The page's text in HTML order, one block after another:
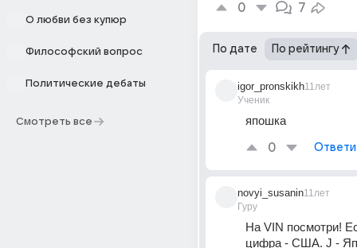
О любви без купюр
Философский вопрос
Политические дебаты
Смотреть все
0 7
По дате По рейтингу
igor_pronskikh
Ученик
11лет
япошка
0
novyi_susanin
Гуру
11лет
На VIN посмотри!
цифра - США. J -